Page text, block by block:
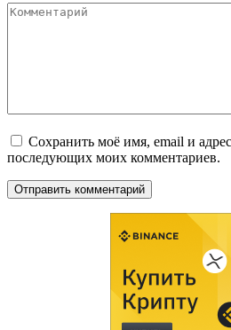
Комментарий
Сохранить моё имя, email и
последующих моих комментариев.